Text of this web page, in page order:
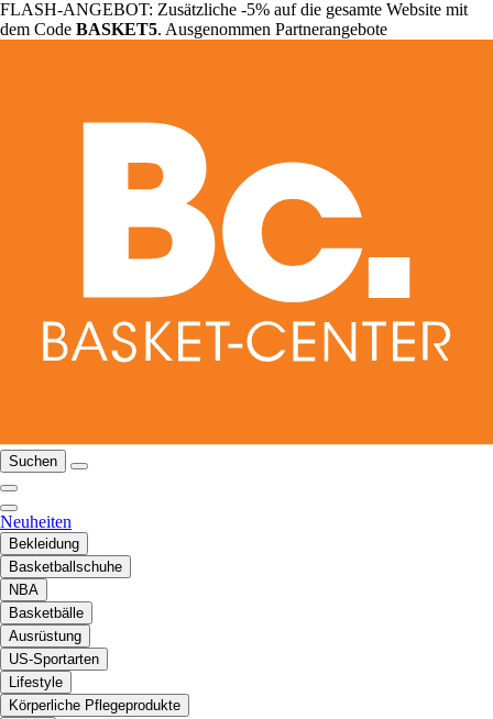
FLASH-ANGEBOT: Zusätzliche -5% auf die gesamte Website mit
dem Code BASKET5. Ausgenommen Partnerangebote
Suchen
Neuheiten
Bekleidung
Basketballschuhe
NBA
Basketbälle
Ausrüstung
US-Sportarten
Lifestyle
Körperliche Pflegeprodukte